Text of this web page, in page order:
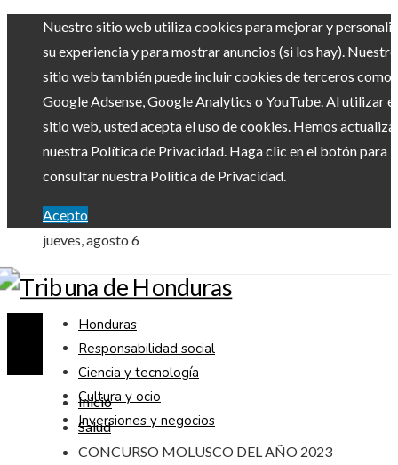
Nuestro sitio web utiliza cookies para mejorar y
su experiencia y para mostrar anuncios (si los hay). Nuestro
sitio web también puede incluir cookies de terceros como
Google Adsense, Google Analytics o YouTube. Al utilizar el
sitio web, usted acepta el uso de cookies. Hemos
nuestra Política de Privacidad. Haga clic en el botón para
consultar nuestra Política de Privacidad.
Acepto
jueves, agosto 6
Honduras
Responsabilidad social
Ciencia y tecnología
Cultura y ocio
Inversiones y negocios
Inicio
Salud
CONCURSO MOLUSCO DEL AÑO 2023